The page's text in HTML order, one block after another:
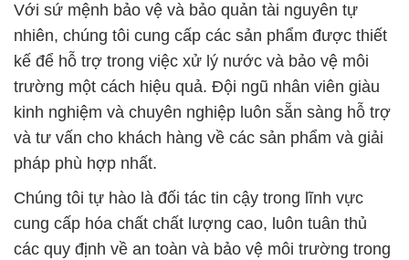
Với sứ mệnh bảo vệ và bảo quản tài nguyên tự
nhiên, chúng tôi cung cấp các sản phẩm được thiết
kế để hỗ trợ trong việc xử lý nước và bảo vệ môi
trường một cách hiệu quả. Đội ngũ nhân viên giàu
kinh nghiệm và chuyên nghiệp luôn sẵn sàng hỗ trợ
và tư vấn cho khách hàng về các sản phẩm và giải
pháp phù hợp nhất.
Chúng tôi tự hào là đối tác tin cậy trong lĩnh vực
cung cấp hóa chất chất lượng cao, luôn tuân thủ
các quy định về an toàn và bảo vệ môi trường trong